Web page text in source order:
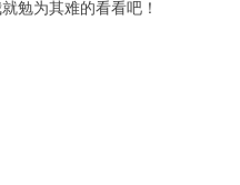
勉为其难的看看吧！